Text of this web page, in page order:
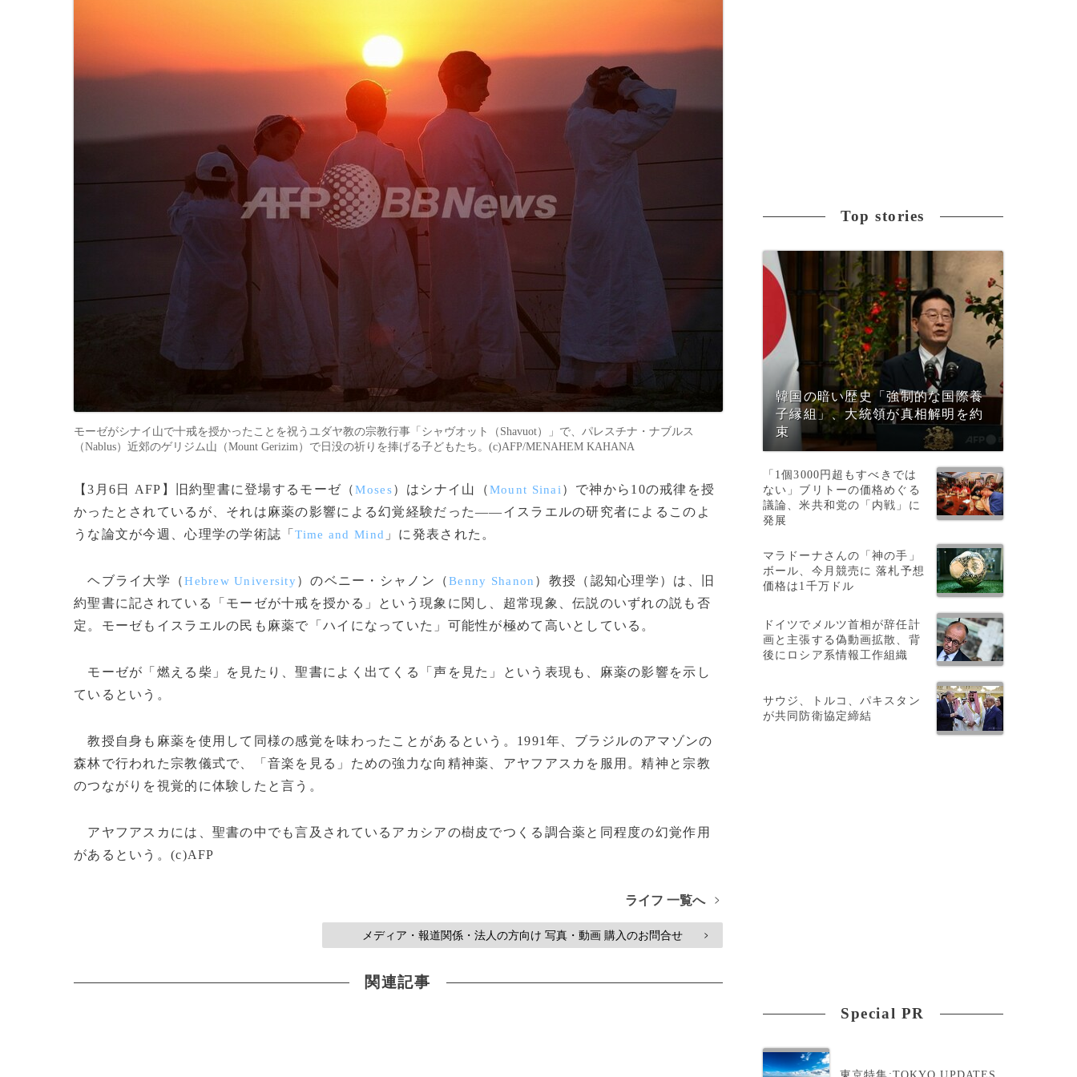
モーゼがシナイ山で十戒を授かったことを祝うユダヤ教の宗教行事「シャヴオット（Shavuot）」で、パレスチナ・ナブルス
（Nablus）近郊のゲリジム山（Mount Gerizim）で日没の祈りを捧げる子どもたち。(c)AFP/MENAHEM KAHANA
【3月6日 AFP】旧約聖書に登場するモーゼ（Moses）はシナイ山（Mount Sinai ）で神から10の戒律を授
かったとされているが、それは麻薬の影響による幻覚経験だった――イスラエルの研究者によるこのよ
うな論文が今週、心理学の学術誌「Time and Mind 」に発表された。
ヘブライ大学（Hebrew University）のベニー・シャノン（Benny Shanon ）教授（認知心理学）は、旧
約聖書に記されている「モーゼが十戒を授かる」という現象に関し、超常現象、伝説のいずれの説も否
定。モーゼもイスラエルの民も麻薬で「ハイになっていた」可能性が極めて高いとしている。
モーゼが「燃える柴」を見たり、聖書によく出てくる「声を見た」という表現も、麻薬の影響を示し
ているという。
教授自身も麻薬を使用して同様の感覚を味わったことがあるという。1991年、ブラジルのアマゾンの
森林で行われた宗教儀式で、「音楽を見る」ための強力な向精神薬、アヤフアスカを服用。精神と宗教
のつながりを視覚的に体験したと言う。
アヤフアスカには、聖書の中でも言及されているアカシアの樹皮でつくる調合薬と同程度の幻覚作用
があるという。(c)AFP
ライフ 一覧へ >
メディア・報道関係・法人の方向け 写真・動画 購入のお問合せ >
関連記事
Top stories
韓国の暗い歴史「強制的な国際養
子縁組」、大統領が真相解明を約
束
「1個3000円超もすべきでは
ない」ブリトーの価格めぐる
議論、米共和党の「内戦」に
発展
マラドーナさんの「神の手」
ボール、今月競売に 落札予想
価格は1千万ドル
ドイツでメルツ首相が辞任計
画と主張する偽動画拡散、背
後にロシア系情報工作組織
サウジ、トルコ、パキスタン
が共同防衛協定締結
Special PR
東京特集:TOKYO UPDATES